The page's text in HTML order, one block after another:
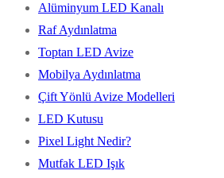
Alüminyum LED Kanalı
Raf Aydınlatma
Toptan LED Avize
Mobilya Aydınlatma
Çift Yönlü Avize Modelleri
LED Kutusu
Pixel Light Nedir?
Mutfak LED Işık